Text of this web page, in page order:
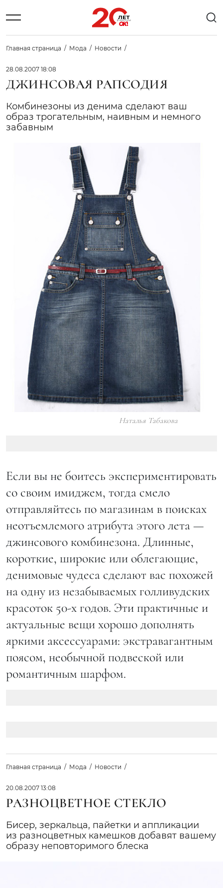
Главная страница Мода Новости
28.08.2007 18:08
ДЖИНСОВАЯ РАПСОДИЯ
Комбинезоны из денима сделают ваш
образ трогательным, наивным и немного
забавным
Наталья Табакова
Если вы не боитесь экспериментировать
со своим имиджем, тогда смело
отправляйтесь по магазинам в поисках
неотъемлемого атрибута этого лета —
джинсового комбинезона. Длинные,
короткие, широкие или облегающие,
денимовые чудеса сделают вас похожей
на одну из незабываемых голливудских
красоток 50-х годов. Эти практичные и
актуальные вещи хорошо дополнять
яркими аксессуарами: экстравагантным
поясом, необычной подвеской или
романтичным шарфом.
Главная страница Мода Новости
20.08.2007 13:08
РАЗНОЦВЕТНОЕ СТЕКЛО
Бисер, зеркальца, пайетки и аппликации
из разноцветных камешков добавят вашему
образу неповторимого блеска